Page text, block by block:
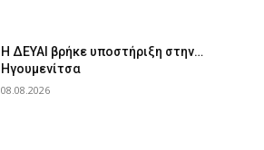
Η ΔΕΥΑΙ βρήκε υποστήριξη στην…
Ηγουμενίτσα
08.08.2026